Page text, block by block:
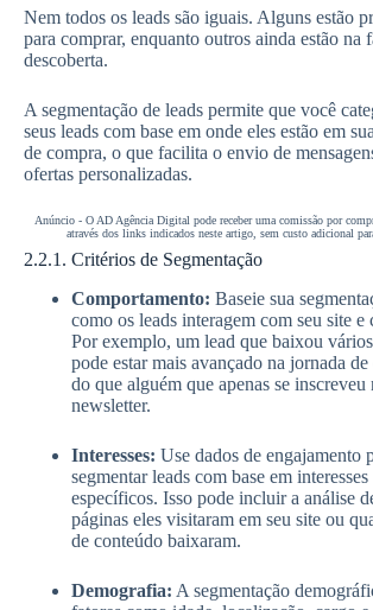
Nem todos os leads são iguais. Alguns estão
para comprar, enquanto outros ainda estão na
descoberta.
A segmentação de leads permite que você
seus leads com base em onde eles estão em
de compra, o que facilita o envio de
ofertas personalizadas.
Anúncio - O AD Agência Digital pode receber uma comissão por
através dos links indicados neste artigo, sem custo adicional
2.2.1. Critérios de Segmentação
Comportamento: Baseie sua
como os leads interagem com seu site e
Por exemplo, um lead que baixou
pode estar mais avançado na jornada de
do que alguém que apenas se inscreveu
newsletter.
Interesses: Use dados de engajamento
segmentar leads com base em interesses
específicos. Isso pode incluir a análise
páginas eles visitaram em seu site ou
de conteúdo baixaram.
Demografia: A segmentação